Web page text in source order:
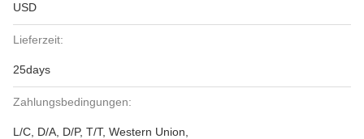
USD
Lieferzeit:
25days
Zahlungsbedingungen:
L/C, D/A, D/P, T/T, Western Union,